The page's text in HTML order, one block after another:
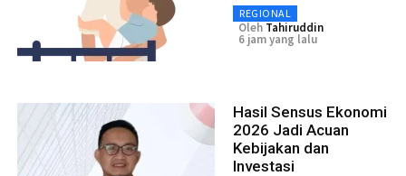
REGIONAL
Oleh Tahiruddin
6 jam yang lalu
Hasil Sensus Ekonomi
2026 Jadi Acuan
Kebijakan dan
Investasi